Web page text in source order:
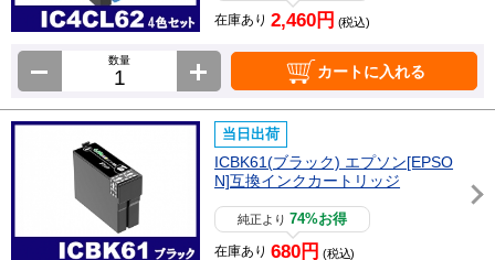
在庫あり 2,460円 (税込)
数量
カートに入れる
当日出荷
ICBK61(ブラック) エプソン[EPSO
N]互換インクカートリッジ
純正より74%お得
在庫あり 680円 (税込)